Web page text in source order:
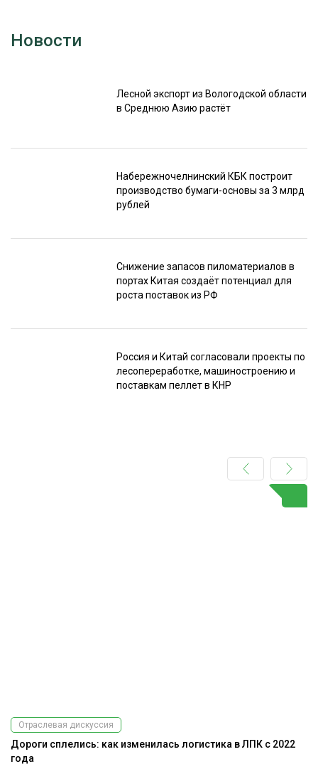
Новости
Лесной экспорт из Вологодской области
в Среднюю Азию растёт
Набережночелнинский КБК построит
производство бумаги-основы за 3 млрд
рублей
Снижение запасов пиломатериалов в
портах Китая создаёт потенциал для
роста поставок из РФ
Россия и Китай согласовали проекты по
лесопереработке, машиностроению и
поставкам пеллет в КНР
Отраслевая дискуссия
Дороги сплелись: как изменилась логистика в ЛПК с 2022
года